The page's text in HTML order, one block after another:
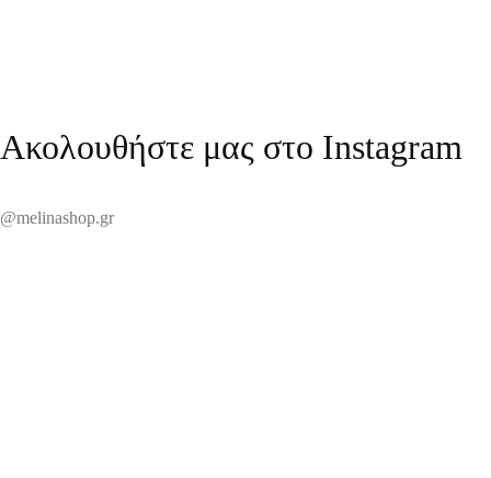
Ακολουθήστε μας στο Instagram
@melinashop.gr